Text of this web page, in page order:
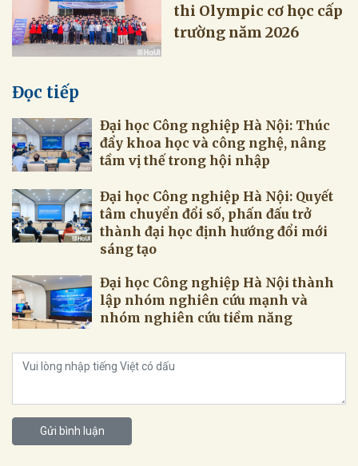
thi Olympic cơ học cấp
trường năm 2026
Đọc tiếp
Đại học Công nghiệp Hà Nội: Thúc
đẩy khoa học và công nghệ, nâng
tầm vị thế trong hội nhập
Đại học Công nghiệp Hà Nội: Quyết
tâm chuyển đổi số, phấn đấu trở
thành đại học định hướng đổi mới
sáng tạo
Đại học Công nghiệp Hà Nội thành
lập nhóm nghiên cứu mạnh và
nhóm nghiên cứu tiềm năng
Gửi bình luận